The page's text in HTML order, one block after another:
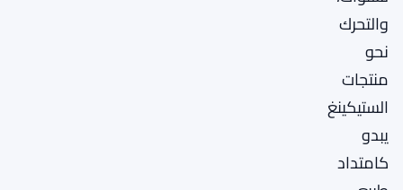
والتحرك
نحو
منتجات
الستيكينغ
يبدو
كامتداد